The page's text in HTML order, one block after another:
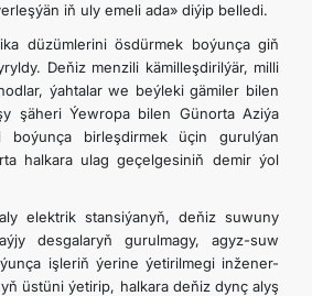
iň uly emeli ada» diýip belledi.
düzümlerini ösdürmek boýunça giň
Deňiz menzili kämilleşdirilýär, milli
ýahtalar we beýleki gämiler bilen
şäheri Ýewropa bilen Günorta Aziýa
boýunça birleşdirmek üçin gurulýan
halkara ulag geçelgesiniň demir ýol
elektrik stansiýanyň, deňiz suwuny
desgalaryň gurulmagy, agyz-suw
işleriň ýerine ýetirilmegi inžener-
üstüni ýetirip, halkara deňiz dynç alyş